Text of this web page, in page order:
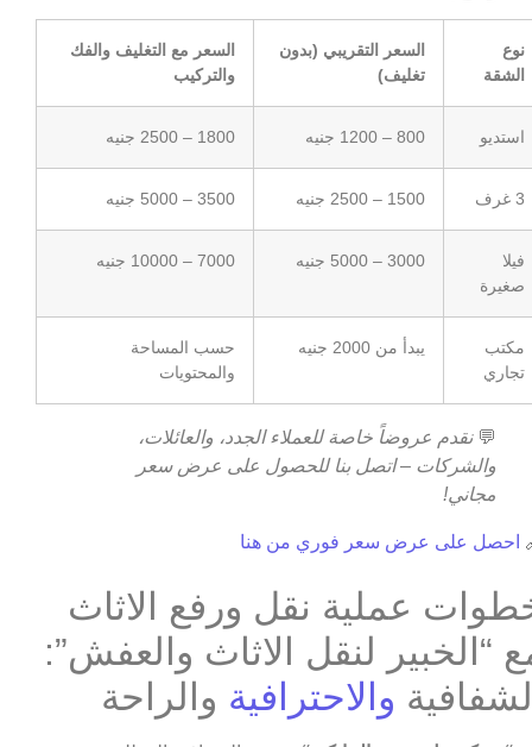
نوع
الشقة
السعر التقريبي (بدون
تغليف)
السعر مع التغليف والفك
والتركيب
استديو 800 – 1200 جنيه 1800 – 2500 جنيه
3 غرف 1500 – 2500 جنيه 3500 – 5000 جنيه
فيلا
صغيرة
3000 – 5000 جنيه 7000 – 10000 جنيه
مكتب
تجاري
يبدأ من 2000 جنيه
حسب المساحة
والمحتويات
💬نقدم عروضاً خاصة للعملاء الجدد، والعائلات،
والشركات – اتصل بنا للحصول على عرض سعر
مجاني!
احصل على عرض سعر فوري من هنا
عملية نقل ورفع الاثاث
“الخبير لنقل الاثاث والعفش”:
والاحترافية والراحة